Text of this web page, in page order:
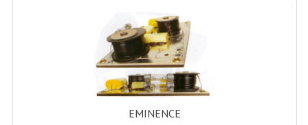
Micro Sans Fil HF VHF 200MHZ
Micro Sans Fil HF UHF 800MHZ
Micros De Studio
EMINENCE